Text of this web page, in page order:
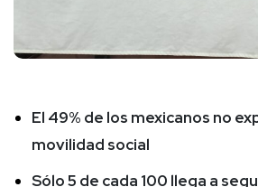
El 49% de los mexicanos no
movilidad social
Sólo 5 de cada 100 llega a